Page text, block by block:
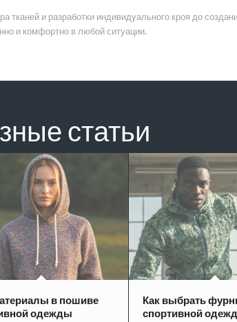
и разработки индивидуального кроя до
и комфортно в любой ситуации.
статьи
в пошиве
одежды
Как выбрать
спортивной